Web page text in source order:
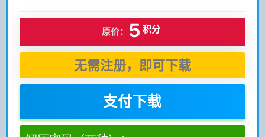
原价： 5 积分
无需注册，即可下载
支付下载